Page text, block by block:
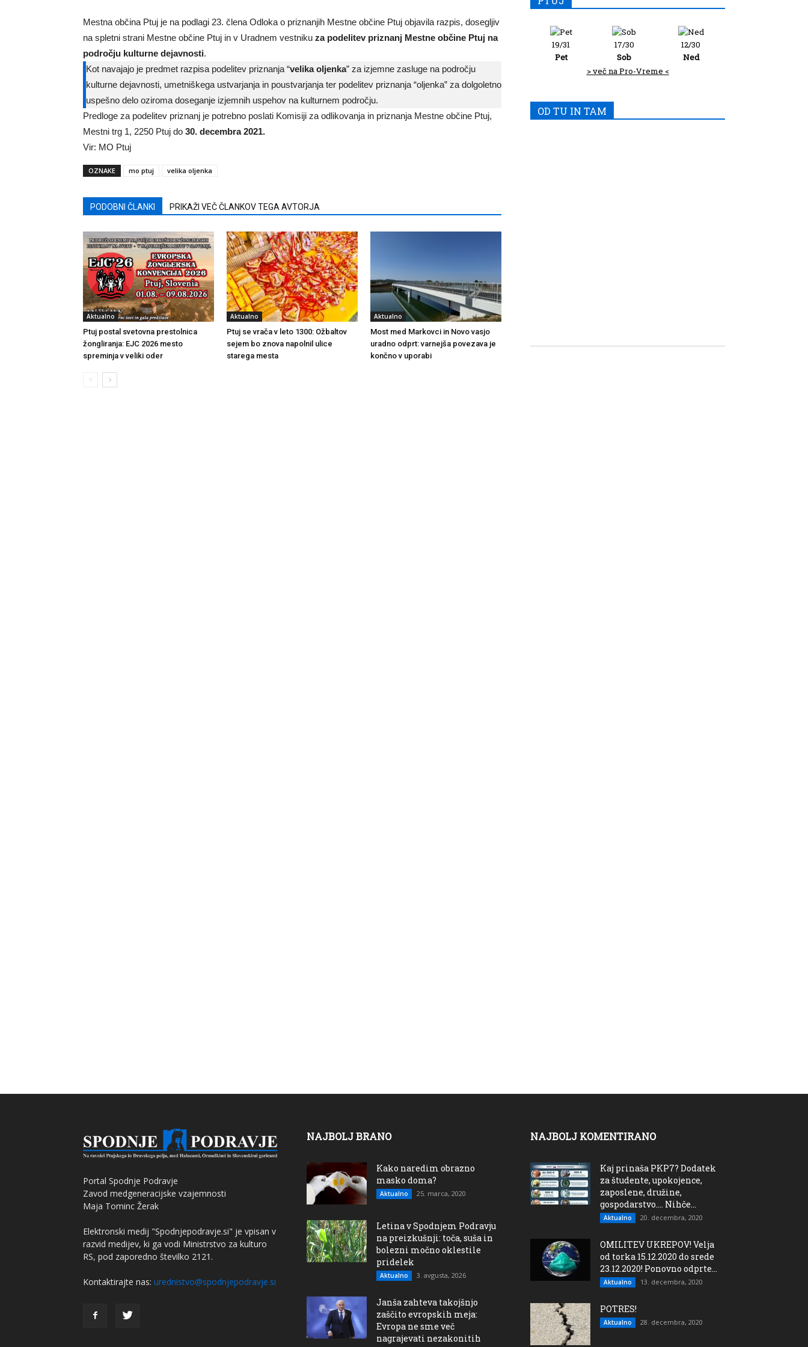
Mestna občina Ptuj je na podlagi 23. člena Odloka o priznanjih Mestne občine Ptuj objavila razpis, dosegljiv
na spletni strani Mestne občine Ptuj in v Uradnem vestniku za podelitev priznanj Mestne občine Ptuj na
področju kulturne dejavnosti.
Kot navajajo je predmet razpisa podelitev priznanja “velika oljenka” za izjemne zasluge na področju
kulturne dejavnosti, umetniškega ustvarjanja in poustvarjanja ter podelitev priznanja “oljenka” za dolgoletno
uspešno delo oziroma doseganje izjemnih uspehov na kulturnem področju.
Predloge za podelitev priznanj je potrebno poslati Komisiji za odlikovanja in priznanja Mestne občine Ptuj,
Mestni trg 1, 2250 Ptuj do 30. decembra 2021.
Vir: MO Ptuj
OZNAKE mo ptuj velika oljenka
PODOBNI ČLANKI PRIKAŽI VEČ ČLANKOV TEGA AVTORJA
Aktualno
Ptuj postal svetovna prestolnica
žongliranja: EJC 2026 mesto
spreminja v veliki oder
Aktualno
Ptuj se vrača v leto 1300: Ožbaltov
sejem bo znova napolnil ulice
starega mesta
Aktualno
Most med Markovci in Novo vasjo
uradno odprt: varnejša povezava je
končno v uporabi
19/31
Pet
17/30
Sob
12/30
Ned
> več na Pro-Vreme <
OD TU IN TAM
Portal Spodnje Podravje
Zavod medgeneracijske vzajemnosti
Maja Tominc Žerak
Elektronski medij "Spodnjepodravje.si" je vpisan v
razvid medijev, ki ga vodi Ministrstvo za kulturo
RS, pod zaporedno številko 2121.
Kontaktirajte nas: urednistvo@spodnjepodravje.si
NAJBOLJ BRANO
Kako naredim obrazno
masko doma?
Aktualno 25. marca, 2020
Letina v Spodnjem Podravju
na preizkušnji: toča, suša in
bolezni močno oklestile
pridelek
Aktualno 3. avgusta, 2026
Janša zahteva takojšnjo
zaščito evropskih meja:
Evropa ne sme več
nagrajevati nezakonitih
NAJBOLJ KOMENTIRANO
Kaj prinaša PKP7? Dodatek
za študente, upokojence,
zaposlene, družine,
gospodarstvo…. Nihče...
Aktualno 20. decembra, 2020
OMILITEV UKREPOV! Velja
od torka 15.12.2020 do srede
23.12.2020! Ponovno odprte...
Aktualno 13. decembra, 2020
POTRES!
Aktualno 28. decembra, 2020